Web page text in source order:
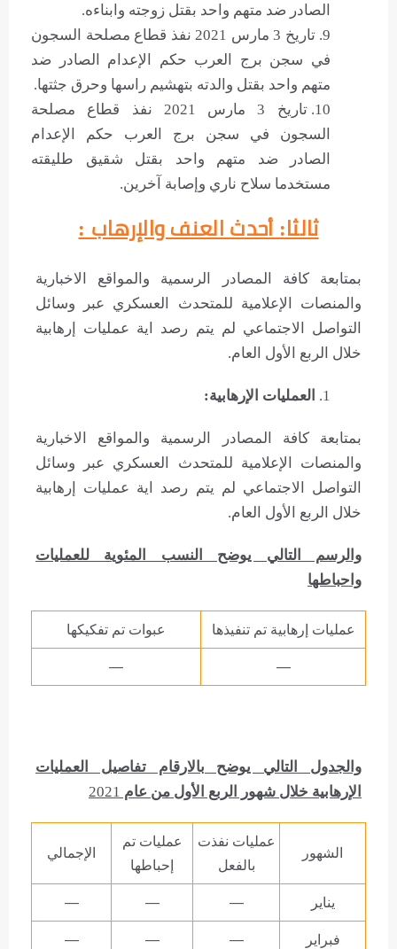
الصادر ضد متهم واحد بقتل زوجته وابناءه.
تاريخ 3 مارس 2021 نفذ قطاع مصلحة السجون
في سجن برج العرب حكم الإعدام الصادر ضد
متهم واحد بقتل والدته بتهشيم راسها وحرق جثتها.
تاريخ 3 مارس 2021 نفذ قطاع مصلحة
السجون في سجن برج العرب حكم الإعدام
الصادر ضد متهم واحد بقتل شقيق طليقته
مستخدما سلاح ناري وإصابة آخرين.
ثالثا: أحدث العنف والإرهاب :
بمتابعة كافة المصادر الرسمية والمواقع الاخبارية
والمنصات الإعلامية للمتحدث العسكري عبر وسائل
التواصل الاجتماعي لم يتم رصد اية عمليات إرهابية
خلال الربع الأول العام.
العمليات الإرهابية:
بمتابعة كافة المصادر الرسمية والمواقع الاخبارية
والمنصات الإعلامية للمتحدث العسكري عبر وسائل
التواصل الاجتماعي لم يتم رصد اية عمليات إرهابية
خلال الربع الأول العام.
والرسم التالي يوضح النسب المئوية للعمليات
واحباطها
عمليات إرهابية تم تنفيذها عبوات تم تفكيكها
—
—
والجدول التالي يوضح بالارقام تفاصيل العمليات
الإرهابية خلال شهور الربع الأول من عام 2021
الشهور
عمليات نفذت
بالفعل
عمليات تم
إحباطها
الإجمالي
يناير —
—
—
فبراير —
—
—